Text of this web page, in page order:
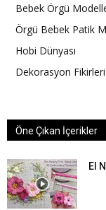
Bebek Örgü
Örgü Bebek Patik
Hobi Dünyası
Dekorasyon Fikirleri
Öne Çıkan İçerikler
El